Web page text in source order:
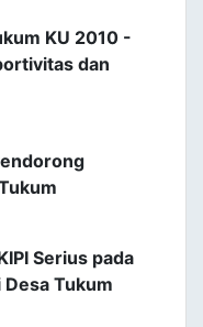
KU 2010 -
dan
Serius pada
Desa Tukum